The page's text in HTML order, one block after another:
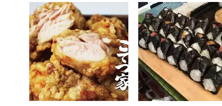
ュリンプ・ハワイアンフー
ド・ドリンク・ハワイクラフ
トビール